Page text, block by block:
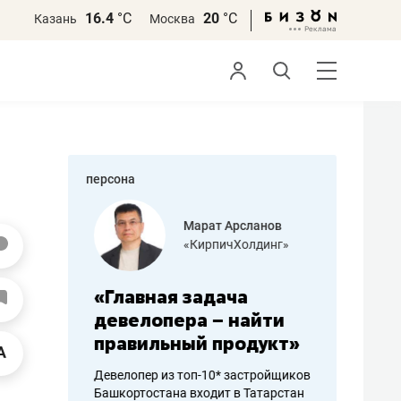
Казань 16.4 °С Москва 20 °С
персона
Марат Арсланов
«КирпичХолдинг»
«Главная задача
девелопера – найти
правильный продукт»
Девелопер из топ-10* застройщиков
Башкортостана входит в Татарстан